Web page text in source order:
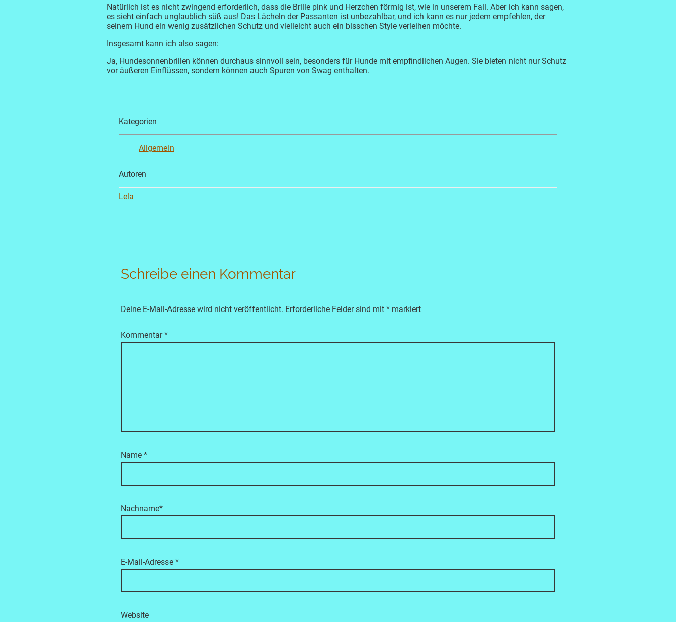
Natürlich ist es nicht zwingend erforderlich, dass die Brille pink und Herzchen förmig ist, wie in unserem Fall. Aber ich kann sagen,
es sieht einfach unglaublich süß aus! Das Lächeln der Passanten ist unbezahlbar, und ich kann es nur jedem empfehlen, der
seinem Hund ein wenig zusätzlichen Schutz und vielleicht auch ein bisschen Style verleihen möchte.
Insgesamt kann ich also sagen:
Ja, Hundesonnenbrillen können durchaus sinnvoll sein, besonders für Hunde mit empfindlichen Augen. Sie bieten nicht nur Schutz
vor äußeren Einflüssen, sondern können auch Spuren von Swag enthalten.
Kategorien
Allgemein
Autoren
Lela
Schreibe einen Kommentar
Deine E-Mail-Adresse wird nicht veröffentlicht. Erforderliche Felder sind mit * markiert
Kommentar*
Name *
Nachname*
E-Mail-Adresse *
Website